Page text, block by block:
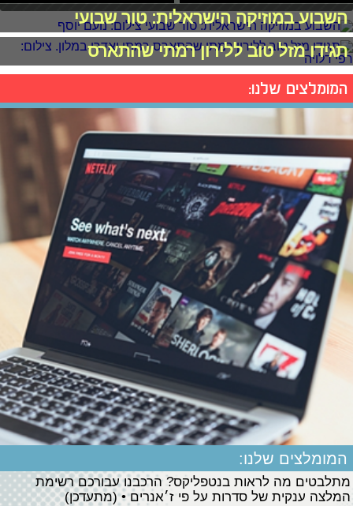
השבוע במוזיקה הישראלית: טור שבועי
תגידו מזל טוב ללירון רמתי שהתארס
המומלצים שלנו:
המומלצים שלנו:
מתלבטים מה לראות בנטפליקס? הרכבנו עבורכם רשימת
המלצה ענקית של סדרות על פי ז׳אנרים • (מתעדכן)